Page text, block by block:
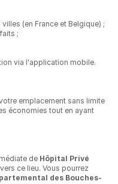
(en France et Belgique) ;
;
via l'application mobile.
emplacement sans limite
économies tout en ayant
de Hôpital Privé
ce lieu. Vous pourrez
des Bouches-